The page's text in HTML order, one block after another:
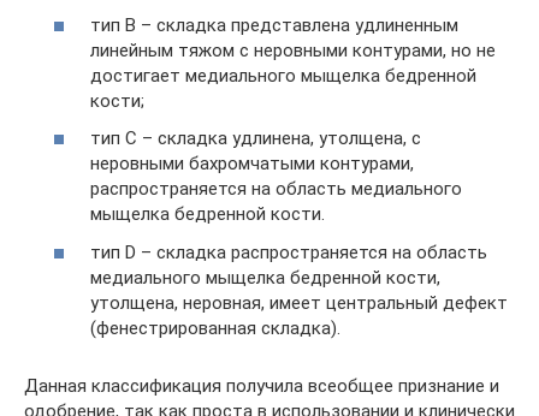
тип B – складка представлена удлиненным
линейным тяжом с неровными контурами, но не
достигает медиального мыщелка бедренной
кости;
тип С – складка удлинена, утолщена, с
неровными бахромчатыми контурами,
распространяется на область медиального
мыщелка бедренной кости.
тип D – складка распространяется на область
медиального мыщелка бедренной кости,
утолщена, неровная, имеет центральный дефект
(фенестрированная складка).
Данная классификация получила всеобщее признание и
одобрение, так как проста в использовании и клинически